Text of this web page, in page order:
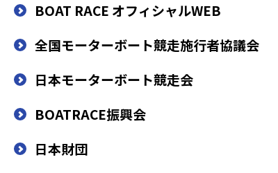
BOAT RACE オフィシャルWEB
全国モーターボート競走施行者協議会
日本モーターボート競走会
BOATRACE振興会
日本財団